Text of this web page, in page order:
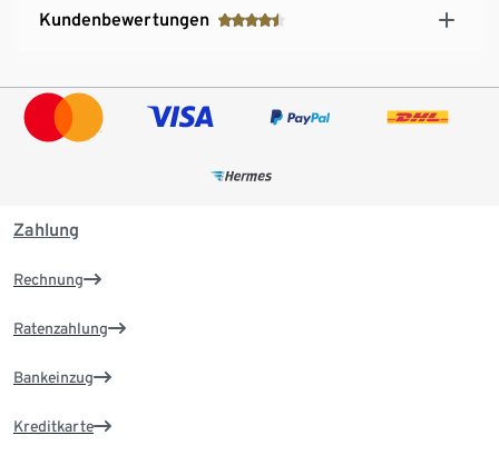
Kundenbewertungen
Zahlung
Rechnung
Ratenzahlung
Bankeinzug
Kreditkarte